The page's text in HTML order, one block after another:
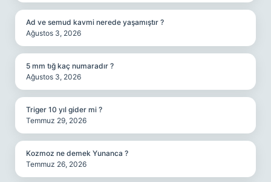
Ad ve semud kavmi nerede yaşamıştır ?
Ağustos 3, 2026
5 mm tığ kaç numaradır ?
Ağustos 3, 2026
Triger 10 yıl gider mi ?
Temmuz 29, 2026
Kozmoz ne demek Yunanca ?
Temmuz 26, 2026